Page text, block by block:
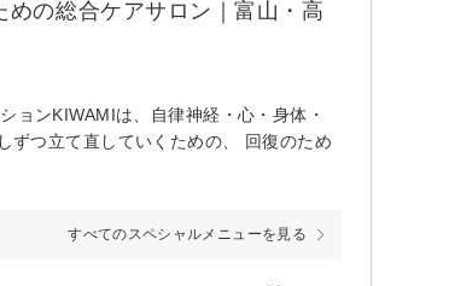
の総合ケアサロン｜富山・高
ョンKIWAMIは、自律神経・心・身体・
ずつ立て直していくための、 回復のため
すべてのスペシャルメニューを見る